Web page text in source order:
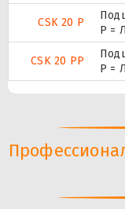
CSK 20 P
P =
CSK 20 PP
P =